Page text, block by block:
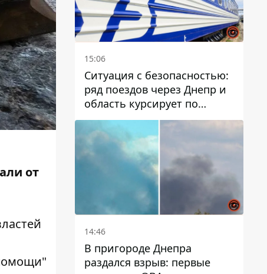
от
15:06
Ситуация с безопасностью:
ряд поездов через Днепр и
область курсирует по
измененному маршруту, а
часть пути заменили
автобусами и электричками
14:46
В пригороде Днепра
раздался взрыв: первые